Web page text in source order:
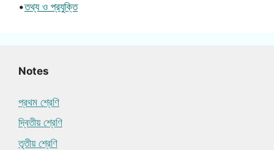
•তথ্য ও প্রযুক্তি
Notes
প্রথম শ্রেণি
দ্বিতীয় শ্রেণি
তৃতীয় শ্রেণি